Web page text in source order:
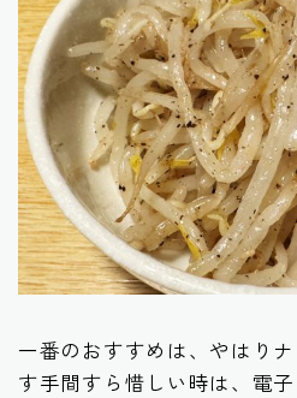
一番のおすすめは、やはり
す手間すら惜しい時は、電